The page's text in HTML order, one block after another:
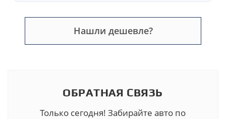
Нашли дешевле?
ОБРАТНАЯ СВЯЗЬ
Только сегодня! Забирайте авто по